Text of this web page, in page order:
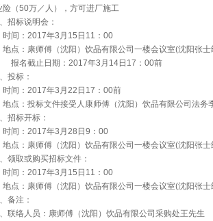
险（50万／人），方可进厂施工
、招标说明会：
时间： 2017年3 月 15 日 11 ： 00
地点：康师傅（沈阳）饮品有限公司一楼会议室(沈阳张士
报名截止日期： 2017年3 月 14日 17 ： 00前
、投标：
时间： 2017年3 月 22 日 17 ： 00前
地点：投标文件接受人康师傅（沈阳）饮品有限公司法务
、招标开标：
时间： 2017年3 月 28 日 9 ： 00
地点：康师傅（沈阳）饮品有限公司一楼会议室(沈阳张士
、领取或购买招标文件：
时间： 2017年3 月 15 日 11 ： 00
地点：康师傅（沈阳）饮品有限公司一楼会议室(沈阳张士
、备注：
、联络人员：康师傅（沈阳）饮品有限公司采购处王先生